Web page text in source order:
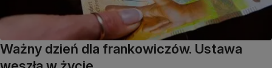
Ważny dzień dla frankowiczów. Ustawa